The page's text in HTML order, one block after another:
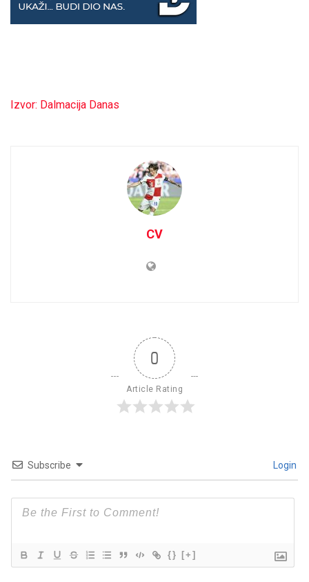
Izvor: Dalmacija Danas
CV
0
Article Rating
Subscribe Login
{} [+]